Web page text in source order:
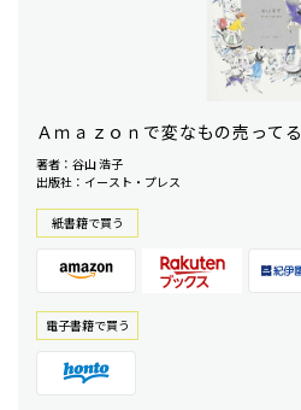
Ａｍａｚｏｎで変なもの売ってる
著者：谷山 浩子
出版社：イースト・プレス
紙書籍で買う
電⼦書籍で買う